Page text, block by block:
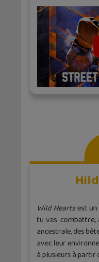
Wild Heartsest un
tu vas combattre,
ancestrale, des
avec leur
à plusieurs à partir